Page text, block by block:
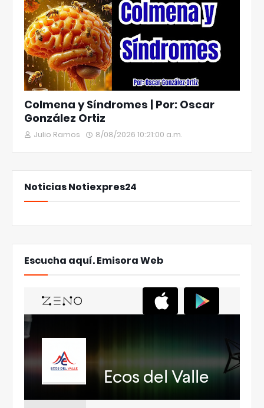
Colmena y Síndromes | Por: Oscar
González Ortiz
Julio Ramos 8/08/2026 10:21:00 a.m.
Noticias Notiexpres24
Escucha aquí. Emisora Web